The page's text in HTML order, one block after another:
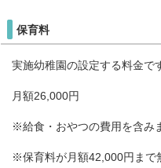
保育料
実施幼稚園の設定する料金で
月額26,000円
※給食・おやつの費用を含み
※保育料が月額42,000円まで